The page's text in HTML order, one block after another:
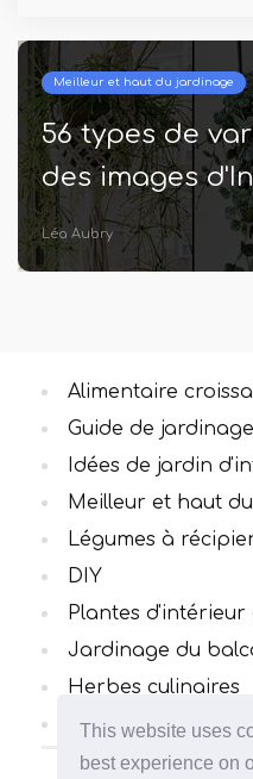
This website uses
best experience on
Meilleur et haut du jardinage
56 types de
des images
Léa Aubry
Alimentaire
Guide de jardinage
Idées de jardin
Meilleur et haut
Légumes à
DIY
Plantes d'intérieur
Jardinage du
Herbes culinaires
Toutes catégories